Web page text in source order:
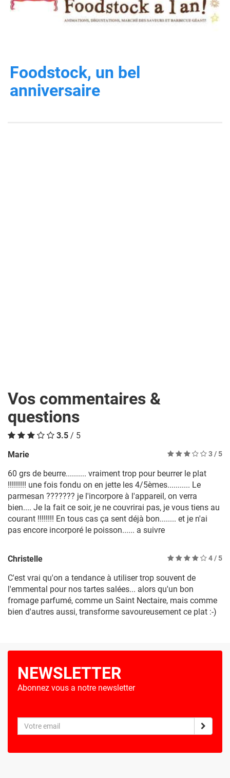
Foodstock, un bel
anniversaire
Vos commentaires &
questions
3.5 / 5
Marie
3/ 5
60 grs de beurre.......... vraiment trop pour beurrer le plat
!!!!!!!!! une fois fondu on en jette les 4/5èmes........... Le
parmesan ??????? je l'incorpore à l'appareil, on verra
bien.... Je la fait ce soir, je ne couvrirai pas, je vous tiens au
courant !!!!!!!! En tous cas ça sent déjà bon........ et je n'ai
pas encore incorporé le poisson...... a suivre
Christelle 4/ 5
C'est vrai qu'on a tendance à utiliser trop souvent de
l'emmental pour nos tartes salées... alors qu'un bon
fromage parfumé, comme un Saint Nectaire, mais comme
bien d'autres aussi, transforme savoureusement ce plat :-)
NEWSLETTER
Abonnez vous a notre newsletter